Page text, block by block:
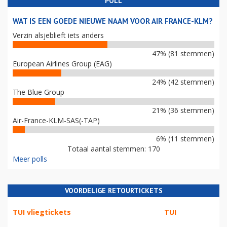
WAT IS EEN GOEDE NIEUWE NAAM VOOR AIR FRANCE-KLM?
Verzin alsjeblieft iets anders
47% (81 stemmen)
European Airlines Group (EAG)
24% (42 stemmen)
The Blue Group
21% (36 stemmen)
Air-France-KLM-SAS(-TAP)
6% (11 stemmen)
Totaal aantal stemmen: 170
Meer polls
VOORDELIGE RETOURTICKETS
TUI vliegtickets TUI